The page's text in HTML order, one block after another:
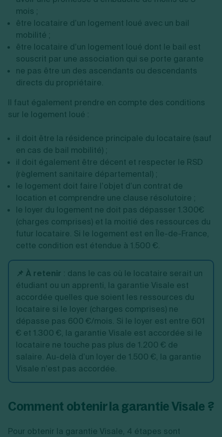
mois ;
être locataire d’un logement loué avec un bail
mobilité ;
être locataire d’un logement loué dont le bail est
souscrit par une association qui se porte garante
ne pas être un des ascendants ou descendants
directs du propriétaire.
Il faut également prendre en compte des conditions
sur le logement loué :
il doit être la résidence principale du locataire (sauf
en cas de bail mobilité) ;
il doit également être décent et respecter le RSD
(règlement sanitaire départemental) ;
le logement doit faire l’objet d’un contrat de
location et comprendre une clause résolutoire ;
le loyer du logement ne doit pas dépasser 1.300€
(charges comprises) et la moitié des ressources du
futur locataire. Si le logement est en Île-de-France,
cette condition est étendue à 1.500 €.
📌 À retenir : dans le cas où le locataire serait un
étudiant ou un apprenti, la garantie Visale est
accordée quelles que soient les ressources du
locataire si le loyer (charges comprises) ne
dépasse pas 600 €/mois. Si le loyer est entre 601
€ et 1.300 €, la garantie Visale est accordée si le
locataire ne touche pas plus de 1.200 € de
salaire. Au-delà d’un loyer de 1.500 €, la garantie
Visale n’est pas accordée.
Comment obtenir la garantie Visale ?
Pour obtenir la garantie Visale, 4 étapes sont